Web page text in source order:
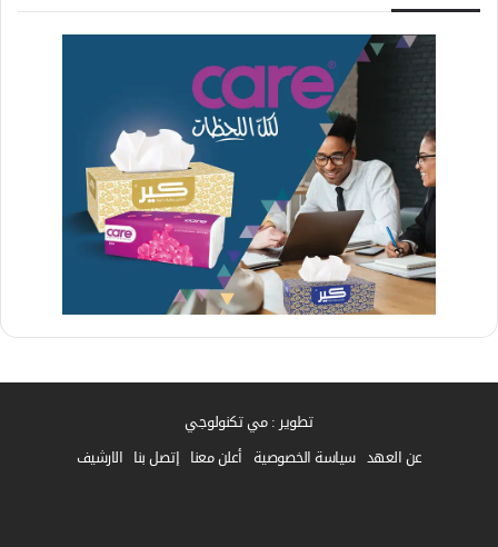
تطوير : مي تكنولوجي
عن العهد سياسة الخصوصية أعلن معنا إتصل بنا الارشيف